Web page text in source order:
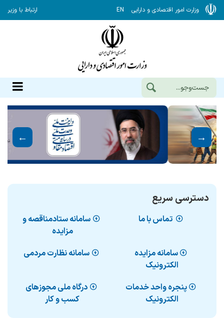
وزارت امور اقتصادی و دارایی EN ارتباط با وزیر
دسترسی سریع
تماس با ما
سامانه ستادمناقصه و
مزایده
سامانه مزایده
الکترونیک
سامانه نظارت مردمی
پنجره واحد خدمات
الکترونیک
درگاه ملی مجوزهای
کسب و کار